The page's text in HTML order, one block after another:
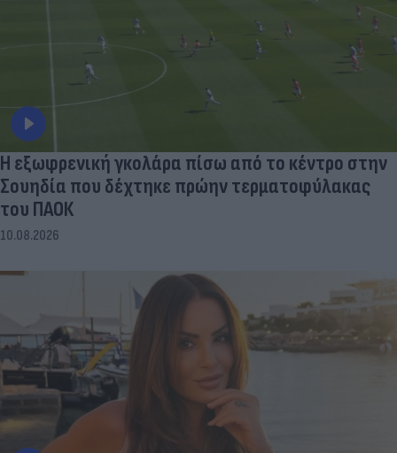
Η εξωφρενική γκολάρα πίσω από το κέντρο στην
Σουηδία που δέχτηκε πρώην τερματοφύλακας
του ΠΑΟΚ
10.08.2026